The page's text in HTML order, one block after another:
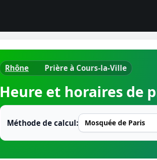
Horaires de prières
Heure de prière près
Ramadan 2026
Calendrier musulman
Rhône Prière à Cours-la-Ville
Heure et horaires de
Méthode de calcul: